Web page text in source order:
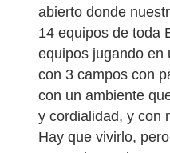
abierto donde
14 equipos de toda
equipos jugando en
con 3 campos con
con un ambiente
y cordialidad, y con
Hay que vivirlo,